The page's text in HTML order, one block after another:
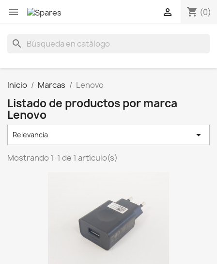
 shopping_cart (0)

search
Inicio Marcas Lenovo
Listado de productos por marca
Lenovo
Relevancia 
Mostrando 1-1 de 1 artículo(s)